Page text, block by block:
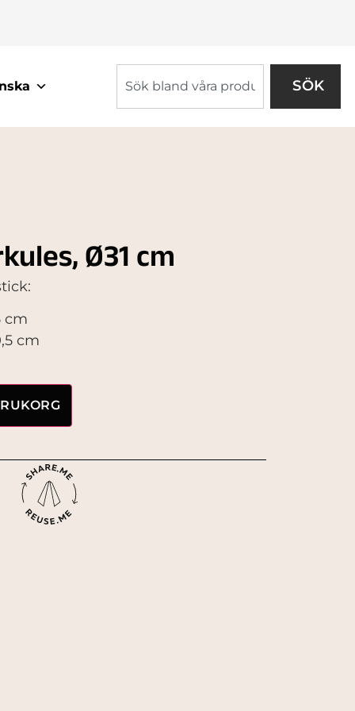
SÖK
Ø31 cm
cm
cm